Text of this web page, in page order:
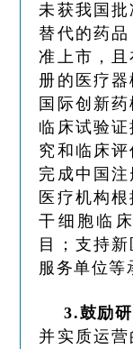
未获我国
替代的药
准上市，
册的医疗
国际创新
临床试验
究和临床
完成中国注
医疗机构
干细胞临
目；支持
服务单位等
3.鼓励
并实质运